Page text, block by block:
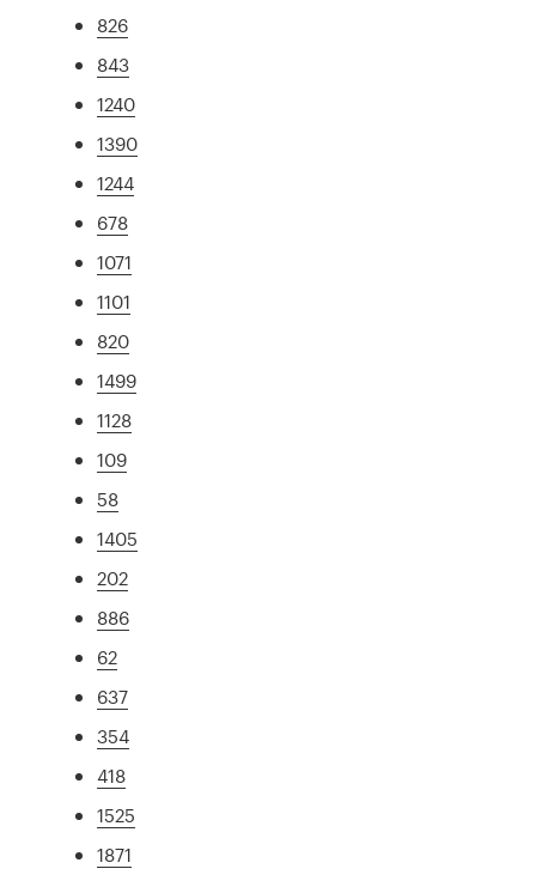
826
843
1240
1390
1244
678
1071
1101
820
1499
1128
109
58
1405
202
886
62
637
354
418
1525
1871